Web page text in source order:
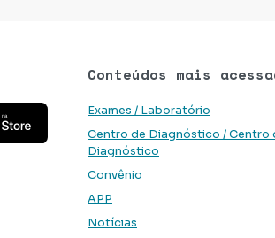
Conteúdos mais
Exames / Laboratório
Centro de Diagnóstico / Centro
Diagnóstico
Convênio
APP
Notícias
Storena App Store